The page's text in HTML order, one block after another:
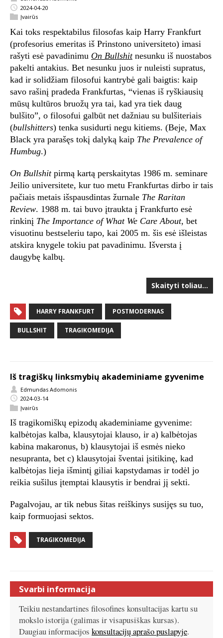
2024-04-20
Įvairūs
Kai toks respektabilus filosofas kaip Harry Frankfurt
(profesorius emeritas iš Prinstono universiteto) imasi
rašyti esė pavadinimu On Bullshitnesunku iš nuostabos
pakelti antakius. Bet nesunku juos ir nuleisti supratus,
kad ir solidžiam filosofui kantrybė gali baigtis: kaip
savo rašinį pradeda Frankfurtas, “vienas iš ryškiausių
mūsų kultūros bruožų yra tai, kad yra tiek daug
bulšito”, o filosofui galbūt net dažniau su bulšiteriais
(bullshitters) tenka susidurti negu kitiems. (Beje, Max
Black yra parašęs tokį dalyką kaip The Prevalence of
Humbug.)
On Bullshitpirmą kartą perskaitytas 1986 m. seminare
Jeilio universitete, kur tuo metu Frankfurtas dirbo ir tais
pačiais metais išspausdintas žurnale The Raritan
Review. 1988 m. tai buvo įtraukta į Frankfurto esė
rinkinį The Importance of What We Care About, bet
visuotinu bestseleriu tapo, kai 2005 m. šis esė išleistas
atskira knygele tokiu pat pavadinimu. Išversta į
daugybę kalbų.
Skaityti toliau…
HARRY FRANKFURT POSTMODERNAS
BULLSHIT TRAGIKOMEDIJA
Iš tragiškų linksmybių akademiniame gyvenime
Edmundas Adomonis
2024-03-14
Įvairūs
Iš tragikomiškų epizodų akademiniame gyvenime:
kalbėtojas kalba, klausytojai klauso, ir a) kalbėtojas
kabina makaronus, b) klausytojai iš esmės nieko
nesupranta, bet c) klausytojai šventai įsitikinę, kad
kalbėtojas lieja išmintį giliai kapstydamas ir todėl jo
reikia sušilus įtemptai klausytis ir bendrai jį sekti.
Pagalvojau, ar tik nebus šitas reiškinys susijęs su tuo,
kaip formuojasi sektos.
TRAGIKOMEDIJA
Svarbi informacija
Teikiu nestandartines filosofines konsultacijas kartu su
mokslo istorija (galimas ir visapusiškas kursas).
Daugiau informacijos konsultacijų aprašo puslapyje.